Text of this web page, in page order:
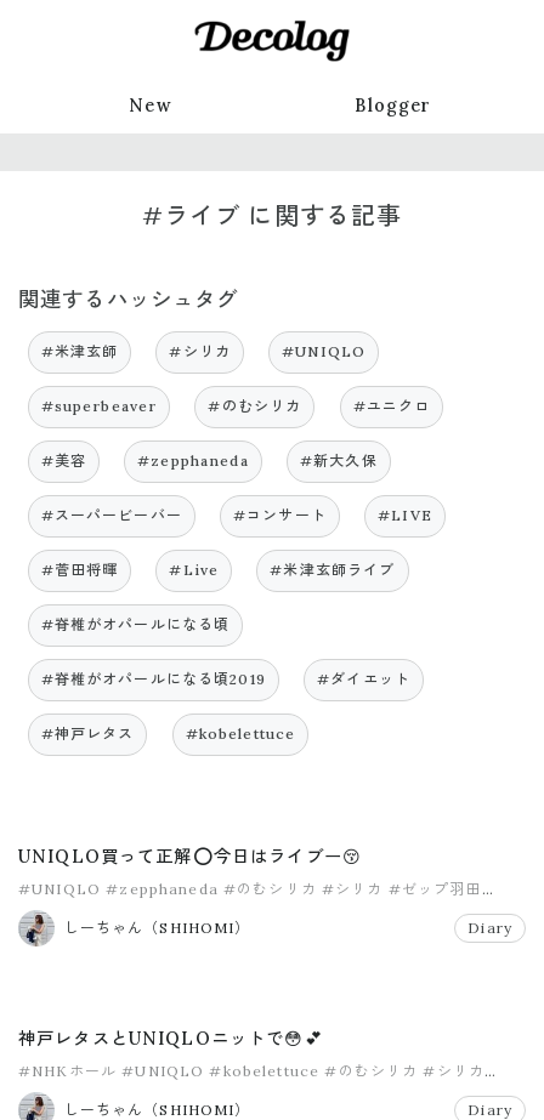
New Blogger
#ライブ に関する記事
関連するハッシュタグ
#米津玄師 #シリカ #UNIQLO
#superbeaver #のむシリカ #ユニクロ
#美容 #zepphaneda #新大久保
#スーパービーバー #コンサート #LIVE
#菅田将暉 #Live #米津玄師ライブ
#脊椎がオパールになる頃
#脊椎がオパールになる頃2019 #ダイエット
#神戸レタス #kobelettuce
UNIQLO買って正解⭕️今日はライブー😚
#UNIQLO #zepphaneda #のむシリカ #シリカ #ゼップ羽田
#ダイエット
しーちゃん（SHIHOMI）
Diary
神戸レタスとUNIQLOニットで😳💕
#NHKホール #UNIQLO #kobelettuce #のむシリカ #シリカ
#デトックス
しーちゃん（SHIHOMI）
Diary